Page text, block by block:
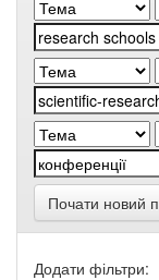
Почати новий
Додати фільтри: